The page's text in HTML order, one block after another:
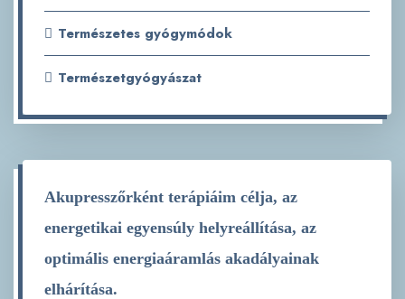
Természetes gyógymódok
Természetgyógyászat
Akupresszőrként terápiáim célja, az
energetikai egyensúly helyreállítása, az
optimális energiaáramlás akadályainak
elhárítása.